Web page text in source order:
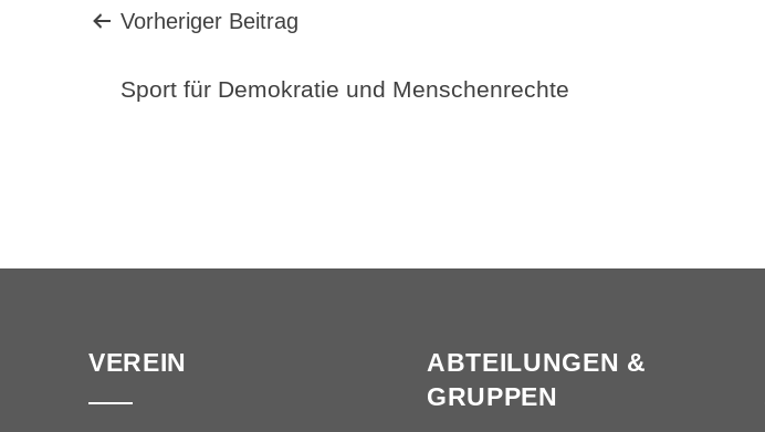
Beitragsnavigation
Vorheriger Beitrag
Sport für Demokratie und Menschenrechte
VEREIN
ABTEILUNGEN &
GRUPPEN